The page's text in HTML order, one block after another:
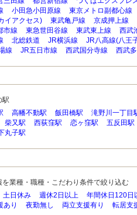
小田急小田原線 東京メトロ副都心線
イアクセス)
東武亀戸線 京成押上線
市線 東急世田谷線 東武東上線 西武
北総鉄道 JR横浜線 JR八高線(八王
線 JR五日市線 西武国分寺線 西武
駅
高幡不動駅 飯田橋駅 滝野川一丁目
柴又駅 西荻窪駅 恋ヶ窪駅 五反田駅
丸子駅
を業種・職種・こだわり条件で絞り込む
土日休み 週休2日以上 年間休日120日
あり 夜勤無し 両立支援有り 転居支